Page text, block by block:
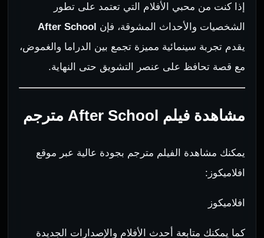
إذا كنت من محبي الأفلام التي تعتمد على تطور
الشخصيات والأحداث المشوقة، فإن After School
يقدم تجربة سينمائية مميزة تجمع بين الدراما والغموض،
مع قصة تحافظ على عنصر التشويق حتى النهاية.
مشاهدة فيلم After School مترجم
يمكنك مشاهدة الفيلم مترجم بجودة عالية عبر موقع
افلاميكوز:
افلاميكوز
كما يمكنك متابعة أحدث الأفلام والإصدارات الجديدة